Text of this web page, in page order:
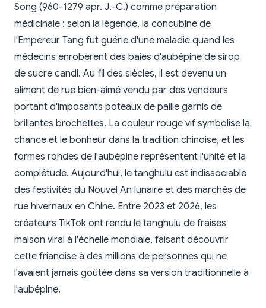
Song (960-1279 apr. J.-C.) comme préparation
médicinale : selon la légende, la concubine de
l'Empereur Tang fut guérie d'une maladie quand les
médecins enrobèrent des baies d'aubépine de sirop
de sucre candi. Au fil des siècles, il est devenu un
aliment de rue bien-aimé vendu par des vendeurs
portant d'imposants poteaux de paille garnis de
brillantes brochettes. La couleur rouge vif symbolise la
chance et le bonheur dans la tradition chinoise, et les
formes rondes de l'aubépine représentent l'unité et la
complétude. Aujourd'hui, le tanghulu est indissociable
des festivités du Nouvel An lunaire et des marchés de
rue hivernaux en Chine. Entre 2023 et 2026, les
créateurs TikTok ont rendu le tanghulu de fraises
maison viral à l'échelle mondiale, faisant découvrir
cette friandise à des millions de personnes qui ne
l'avaient jamais goûtée dans sa version traditionnelle à
l'aubépine.